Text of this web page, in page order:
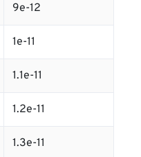
9e-12
1e-11
1.1e-11
1.2e-11
1.3e-11